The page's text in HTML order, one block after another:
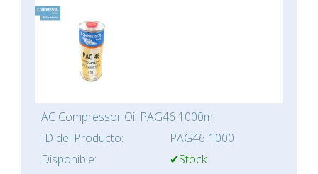
AC Compressor Oil PAG46 1000ml
ID del Producto:
PAG46-1000
Disponible:
✔Stock